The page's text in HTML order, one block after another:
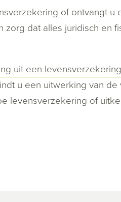
of ontvangt u
dat alles juridisch en
uit een
u een uitwerking van
levensverzekering of